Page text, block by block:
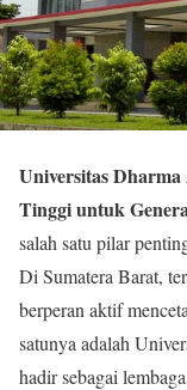
Universitas
Tinggi untuk
salah satu pilar
Di Sumatera Barat,
berperan aktif
satunya adalah
hadir sebagai